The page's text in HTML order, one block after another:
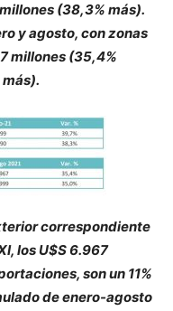
(38,3% más).
y agosto, con zonas
millones (35,4%
correspondiente
los U$S 6.967
son un 11%
de enero-agosto